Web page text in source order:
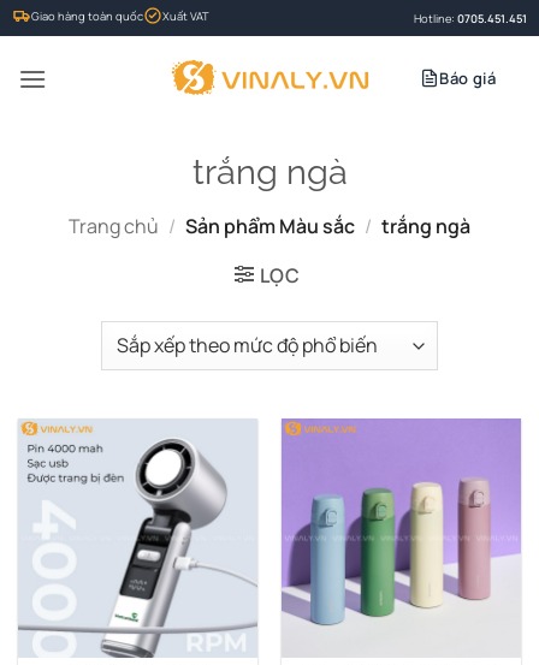
Bỏ
qua
nội
Giao hàng toàn quốc Xuất VAT Hotline: 0705.451.451
Báo giá
trắng ngà
Trang chủ / Sản phẩm Màu sắc / trắng ngà
LỌC